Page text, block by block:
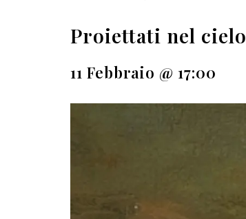
Proiettati nel cielo
11 Febbraio @ 17:00